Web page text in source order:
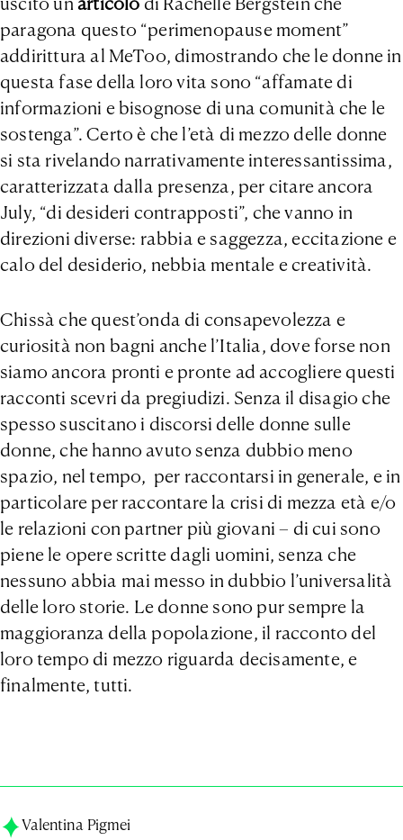
paragona questo “perimenopause moment”
addirittura al MeToo, dimostrando che le donne in
questa fase della loro vita sono “affamate di
informazioni e bisognose di una comunità che le
sostenga”. Certo è che l’età di mezzo delle donne
si sta rivelando narrativamente interessantissima,
caratterizzata dalla presenza, per citare ancora
July, “di desideri contrapposti”, che vanno in
direzioni diverse: rabbia e saggezza, eccitazione e
calo del desiderio, nebbia mentale e creatività.
Chissà che quest’onda di consapevolezza e
curiosità non bagni anche l’Italia, dove forse non
siamo ancora pronti e pronte ad accogliere questi
racconti scevri da pregiudizi. Senza il disagio che
spesso suscitano i discorsi delle donne sulle
donne, che hanno avuto senza dubbio meno
spazio, nel tempo, per raccontarsi in generale, e in
particolare per raccontare la crisi di mezza età e/o
le relazioni con partner più giovani – di cui sono
piene le opere scritte dagli uomini, senza che
nessuno abbia mai messo in dubbio l’universalità
delle loro storie. Le donne sono pur sempre la
maggioranza della popolazione, il racconto del
loro tempo di mezzo riguarda decisamente, e
finalmente, tutti.
Valentina Pigmei